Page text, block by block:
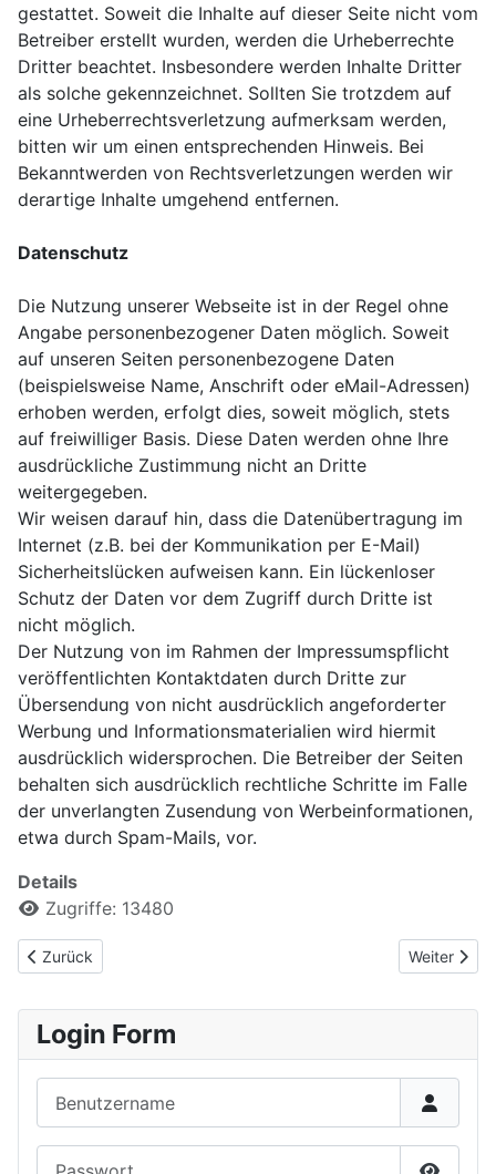
gestattet. Soweit die Inhalte auf dieser Seite nicht vom
Betreiber erstellt wurden, werden die Urheberrechte
Dritter beachtet. Insbesondere werden Inhalte Dritter
als solche gekennzeichnet. Sollten Sie trotzdem auf
eine Urheberrechtsverletzung aufmerksam werden,
bitten wir um einen entsprechenden Hinweis. Bei
Bekanntwerden von Rechtsverletzungen werden wir
derartige Inhalte umgehend entfernen.
Datenschutz
Die Nutzung unserer Webseite ist in der Regel ohne
Angabe personenbezogener Daten möglich. Soweit
auf unseren Seiten personenbezogene Daten
(beispielsweise Name, Anschrift oder eMail-Adressen)
erhoben werden, erfolgt dies, soweit möglich, stets
auf freiwilliger Basis. Diese Daten werden ohne Ihre
ausdrückliche Zustimmung nicht an Dritte
weitergegeben.
Wir weisen darauf hin, dass die Datenübertragung im
Internet (z.B. bei der Kommunikation per E-Mail)
Sicherheitslücken aufweisen kann. Ein lückenloser
Schutz der Daten vor dem Zugriff durch Dritte ist
nicht möglich.
Der Nutzung von im Rahmen der Impressumspflicht
veröffentlichten Kontaktdaten durch Dritte zur
Übersendung von nicht ausdrücklich angeforderter
Werbung und Informationsmaterialien wird hiermit
ausdrücklich widersprochen. Die Betreiber der Seiten
behalten sich ausdrücklich rechtliche Schritte im Falle
der unverlangten Zusendung von Werbeinformationen,
etwa durch Spam-Mails, vor.
Details
Zugriffe: 13480
Vorheriger Beitrag: Service und Downloads
Zurück Nächster
Weiter
Login Form